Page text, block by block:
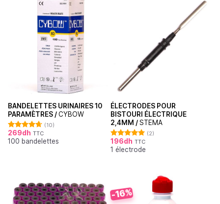
BANDELETTES URINAIRES 10
PARAMÈTRES /CYBOW
Note4.70
sur 5
(10)
269dh TTC
100 bandelettes
ÉLECTRODES POUR
BISTOURI ÉLECTRIQUE
2,4MM /STEMA
Note5.00
sur 5
(2)
196dh TTC
1 électrode
-16%